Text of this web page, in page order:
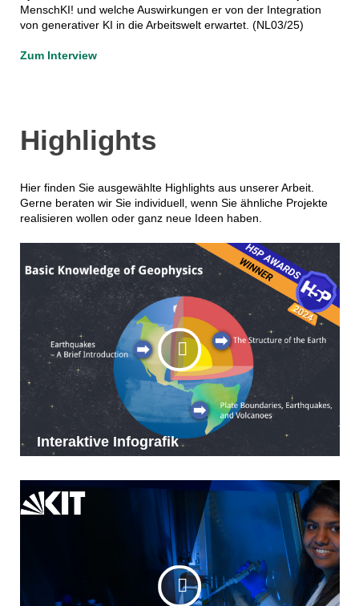
MenschKI! und welche Auswirkungen er von der Integration
von generativer KI in die Arbeitswelt erwartet. (NL03/25)
Zum Interview
Highlights
Hier finden Sie ausgewählte Highlights aus unserer Arbeit.
Gerne beraten wir Sie individuell, wenn Sie ähnliche Projekte
realisieren wollen oder ganz neue Ideen haben.
Interaktive Infografik